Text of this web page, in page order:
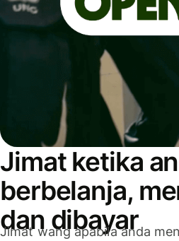
Jimat ketika
berbelanja,
dan dibayar
Jimat wang apabila anda